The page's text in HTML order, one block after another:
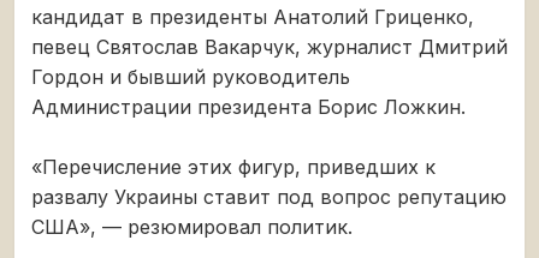
кандидат в президенты Анатолий Гриценко,
певец Святослав Вакарчук, журналист Дмитрий
Гордон и бывший руководитель
Администрации президента Борис Ложкин.
«Перечисление этих фигур, приведших к
развалу Украины ставит под вопрос репутацию
США», — резюмировал политик.